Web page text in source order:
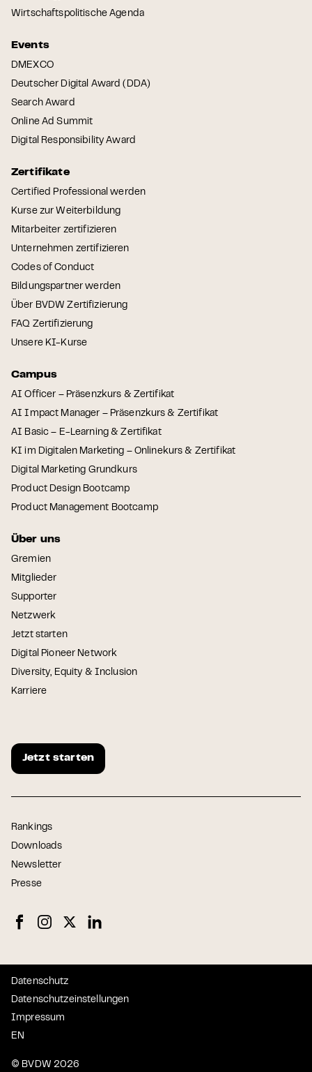
Wirtschaftspolitische Agenda
Events
DMEXCO
Deutscher Digital Award (DDA)
Search Award
Online Ad Summit
Digital Responsibility Award
Zertifikate
Certified Professional werden
Kurse zur Weiterbildung
Mitarbeiter zertifizieren
Unternehmen zertifizieren
Codes of Conduct
Bildungspartner werden
Über BVDW Zertifizierung
FAQ Zertifizierung
Unsere KI-Kurse
Campus
AI Officer – Präsenzkurs & Zertifikat
AI Impact Manager – Präsenzkurs & Zertifikat
AI Basic – E-Learning & Zertifikat
KI im Digitalen Marketing – Onlinekurs & Zertifikat
Digital Marketing Grundkurs
Product Design Bootcamp
Product Management Bootcamp
Über uns
Gremien
Mitglieder
Supporter
Netzwerk
Jetzt starten
Digital Pioneer Network
Diversity, Equity & Inclusion
Karriere
Jetzt starten
Rankings
Downloads
Newsletter
Presse
© BVDW 2026
Datenschutz
Datenschutzeinstellungen
Impressum
EN